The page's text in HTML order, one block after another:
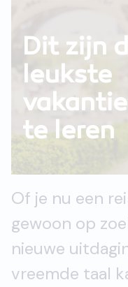
Dit zijn
leukste
te leren
Of je nu een
gewoon op
nieuwe
vreemde taal